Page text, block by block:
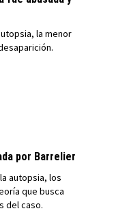
la menor
por Barrelier
autopsia, los
que busca
del caso.